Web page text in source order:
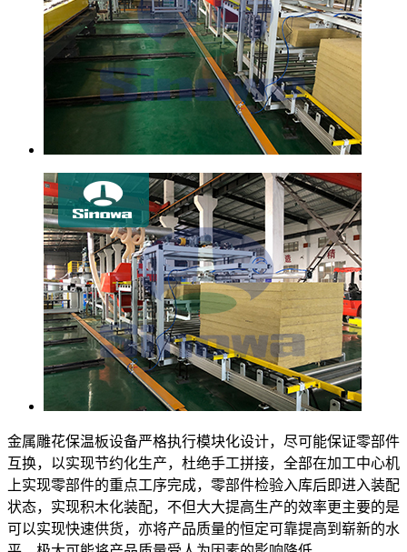
金属雕花保温板设备严格执行模块化设计，尽可能保证零部件
互换，以实现节约化生产，杜绝手工拼接，全部在加工中心机
上实现零部件的重点工序完成，零部件检验入库后即进入装配
状态，实现积木化装配，不但大大提高生产的效率更主要的是
可以实现快速供货，亦将产品质量的恒定可靠提高到崭新的水